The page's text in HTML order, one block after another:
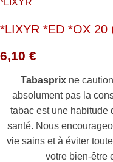
*LIXYR *ED *OX 20
6,10 €
Tabasprix ne
absolument pas la
tabac est une habitude
santé. Nous
vie sains et à éviter
votre bien-être